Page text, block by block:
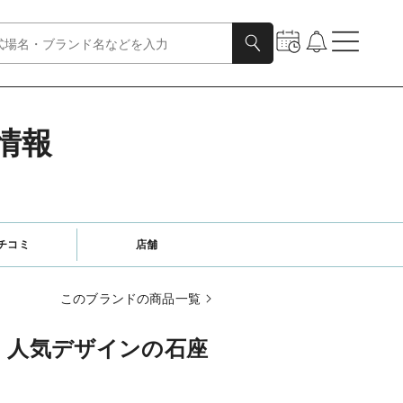
報
コミ 店舗
このブランドの商品一覧
気デザインの石座